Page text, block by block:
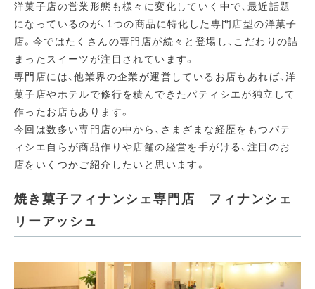
洋菓子店の営業形態も様々に変化していく中で、最近話題
になっているのが、1つの商品に特化した専門店型の洋菓子
店。今ではたくさんの専門店が続々と登場し、こだわりの詰
まったスイーツが注目されています。
専門店には、他業界の企業が運営しているお店もあれば、洋
菓子店やホテルで修行を積んできたパティシエが独立して
作ったお店もあります。
今回は数多い専門店の中から、さまざまな経歴をもつパテ
ィシエ自らが商品作りや店舗の経営を手がける、注目のお
店をいくつかご紹介したいと思います。
焼き菓子フィナンシェ専門店 フィナンシェ
リーアッシュ